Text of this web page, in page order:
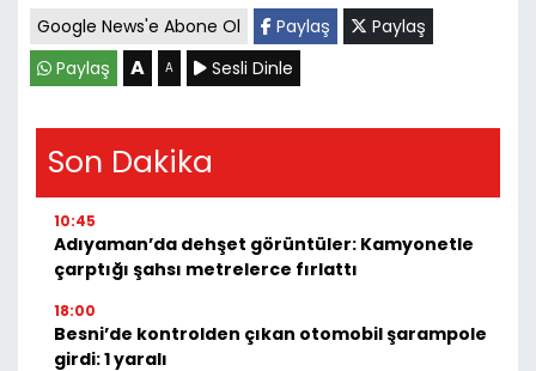
Google News'e Abone Ol Paylaş
Paylaş
Paylaş
A A Sesli Dinle
Son Dakika
10:45
Adıyaman’da dehşet görüntüler: Kamyonetle
çarptığı şahsı metrelerce fırlattı
18:00
Besni’de kontrolden çıkan otomobil şarampole
girdi: 1 yaralı